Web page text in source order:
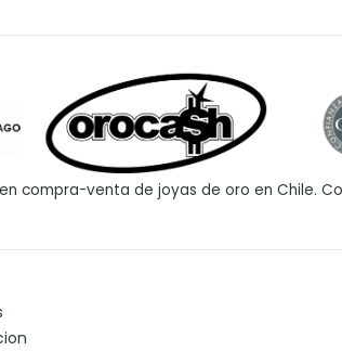
compra-venta de joyas de oro en Chile.